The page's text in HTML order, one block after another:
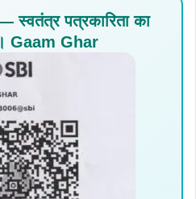
पत्रकारिता का
Gaam Ghar